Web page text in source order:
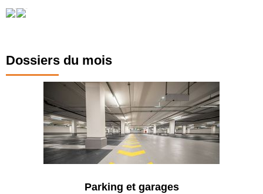
Dossiers du mois
Parking et garages